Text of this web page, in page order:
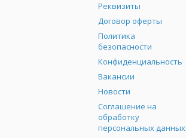
Реквизиты
Договор оферты
Политика
безопасности
Конфиденциальность
Вакансии
Новости
Соглашение на
обработку
персональных данных